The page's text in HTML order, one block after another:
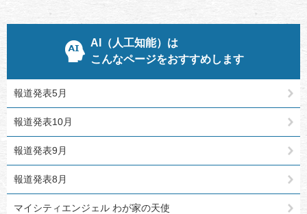
AI（人工知能）は
こんなページをおすすめします
報道発表5月
報道発表10月
報道発表9月
報道発表8月
マイシティエンジェル わが家の天使